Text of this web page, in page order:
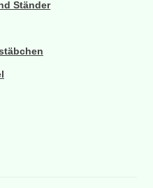
Ständer